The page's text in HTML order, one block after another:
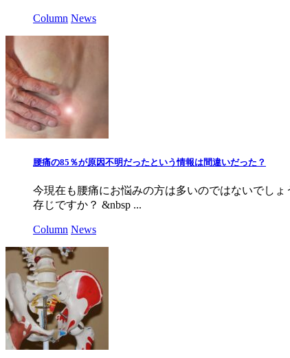
Column News
腰痛の85％が原因不明だったという情報は間違いだった？
今現在も腰痛にお悩みの方は多いのではないでし
存じですか？ &nbsp ...
Column News